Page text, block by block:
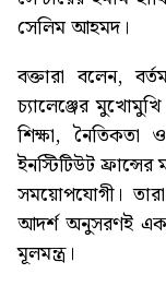
সেলিম আহমদ।
বক্তারা বলেন,
চ্যালেঞ্জের
শিক্ষা,
ইনস্টিটিউট
সময়োপযোগী।
আদর্শ অনুসরণই
মূলমন্ত্র।